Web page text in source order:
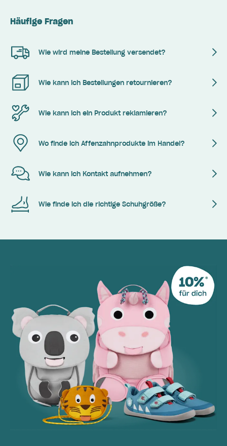
Häufige Fragen
Wie wird meine Bestellung versendet?
Wie kann ich Bestellungen retournieren?
Wie kann ich ein Produkt reklamieren?
Wo finde ich Affenzahnprodukte im Handel?
Wie kann ich Kontakt aufnehmen?
Wie finde ich die richtige Schuhgröße?